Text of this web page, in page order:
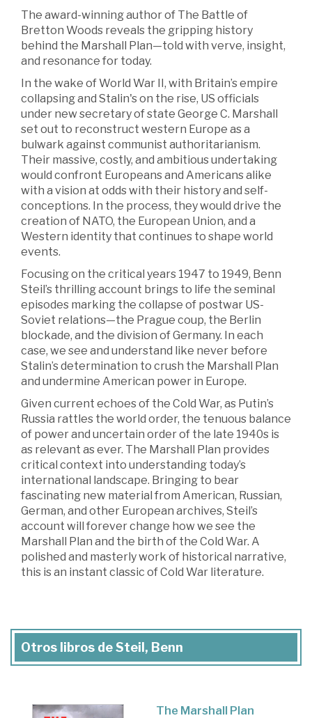
The award-winning author of The Battle of
Bretton Woods reveals the gripping history
behind the Marshall Plan—told with verve, insight,
and resonance for today.
In the wake of World War II, with Britain’s empire
collapsing and Stalin's on the rise, US officials
under new secretary of state George C. Marshall
set out to reconstruct western Europe as a
bulwark against communist authoritarianism.
Their massive, costly, and ambitious undertaking
would confront Europeans and Americans alike
with a vision at odds with their history and self-
conceptions. In the process, they would drive the
creation of NATO, the European Union, and a
Western identity that continues to shape world
events.
Focusing on the critical years 1947 to 1949, Benn
Steil’s thrilling account brings to life the seminal
episodes marking the collapse of postwar US-
Soviet relations—the Prague coup, the Berlin
blockade, and the division of Germany. In each
case, we see and understand like never before
Stalin’s determination to crush the Marshall Plan
and undermine American power in Europe.
Given current echoes of the Cold War, as Putin’s
Russia rattles the world order, the tenuous balance
of power and uncertain order of the late 1940s is
as relevant as ever. The Marshall Plan provides
critical context into understanding today’s
international landscape. Bringing to bear
fascinating new material from American, Russian,
German, and other European archives, Steil’s
account will forever change how we see the
Marshall Plan and the birth of the Cold War. A
polished and masterly work of historical narrative,
this is an instant classic of Cold War literature.
Otros libros de Steil, Benn
The Marshall Plan